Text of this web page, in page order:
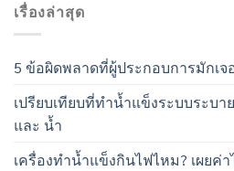
เรื่องล่าสุด
5 ข้อผิดพลาดที่ผู้ประกอบการมักเ
เปรียบเทียบที่ทำน้ำแข็งระบบระบ
และ น้ำ
เครื่องทำน้ำแข็งกินไฟไหม? เผยค่